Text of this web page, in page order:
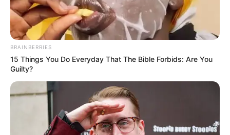
TEMAS DESTACADOS
EMERGENCIAS POR LLUVIAS
METRO DE MEDELLÍN
ELECCIONES PRESIDENCIALES
MARINILLA - ANTIOQUIA
EPM
YONDÓ - ANTIOQUIA
BRAINBERRIES
15 Things You Do Everyday That The Bible Forbids: Are You
Guilty?